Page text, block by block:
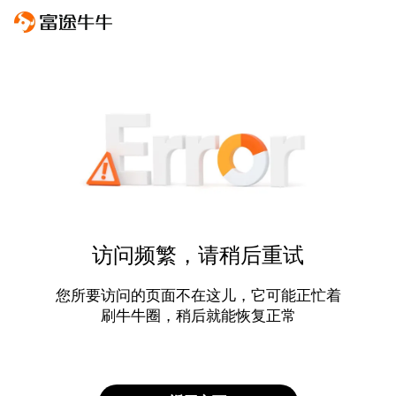
访问频繁，请稍后重试
您所要访问的页面不在这儿，它可能正忙着
刷牛牛圈，稍后就能恢复正常